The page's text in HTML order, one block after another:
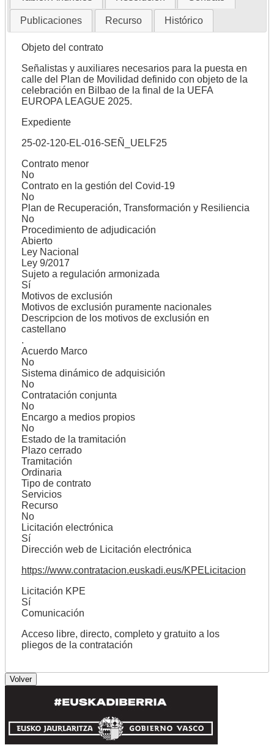
Publicaciones Recurso Histórico
Objeto del contrato
Señalistas y auxiliares necesarios para la puesta en
calle del Plan de Movilidad definido con objeto de la
celebración en Bilbao de la final de la UEFA
EUROPA LEAGUE 2025.
Expediente
25-02-120-EL-016-SEÑ_UELF25
Contrato menor
No
Contrato en la gestión del Covid-19
No
Plan de Recuperación, Transformación y Resiliencia
No
Procedimiento de adjudicación
Abierto
Ley Nacional
Ley 9/2017
Sujeto a regulación armonizada
Sí
Motivos de exclusión
Motivos de exclusión puramente nacionales
Descripcion de los motivos de exclusión en
castellano
.
Acuerdo Marco
No
Sistema dinámico de adquisición
No
Contratación conjunta
No
Encargo a medios propios
No
Estado de la tramitación
Plazo cerrado
Tramitación
Ordinaria
Tipo de contrato
Servicios
Recurso
No
Licitación electrónica
Sí
Dirección web de Licitación electrónica
https://www.contratacion.euskadi.eus/KPELicitacion
Licitación KPE
Sí
Comunicación
Acceso libre, directo, completo y gratuito a los
pliegos de la contratación